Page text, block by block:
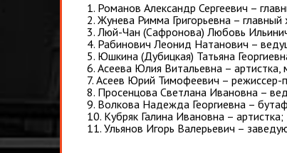
1. Романов Александр Сергеевич –
2. Жунева Римма Григорьевна –
3. Люй-Чан (Сафронова) Любовь
4. Рабинович Леонид Натанович –
5. Юшкина (Дубицкая) Татьяна
6. Асеева Юлия Витальевна – артистка,
7. Асеев Юрий Тимофеевич – режиссер-
8. Просенцова Светлана Ивановна –
9. Волкова Надежда Георгиевна –
10. Кубряк Галина Ивановна – артистка;
11. Ульянов Игорь Валерьевич –